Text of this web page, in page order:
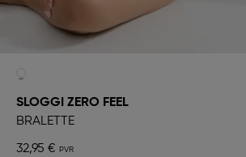
SLOGGI ZERO FEEL
BRALETTE
32,95 €